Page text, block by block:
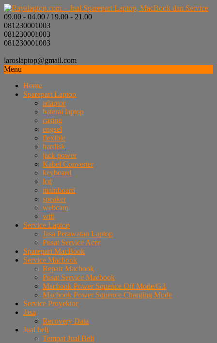
09.00 - 04.00 / 19.00 - 21.00
081230001003
081230001003
081230001003
laroslaptop@gmail.com
Menu
Home
Sparepart Laptop
adaptor
baterai laptop
casing
engsel
flexible
hardisk
jack power
Kabel Converter
keyboard
lcd
mainboard
speaker
webcam
wifi
Service Laptop
Jasa Perawatan Laptop
Pusat Service Acer
Sparepart MacBook
Service Macbook
Repair Macbook
Pusat Service Macbook
Macbook Power Squence Off Mode/G3
Macbook Power Squence Charging Mode
Service Proyektor
Jasa
Recovery Data
Jual beli
Tempat Jual Beli